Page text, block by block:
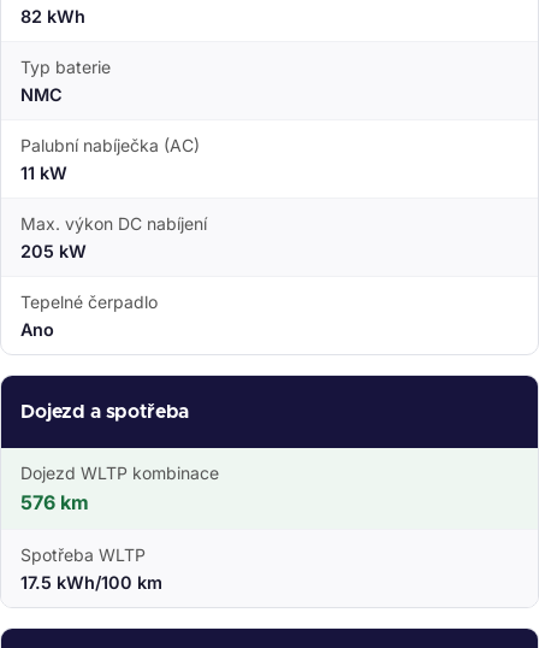
82 kWh
Typ baterie
NMC
Palubní nabíječka (AC)
11 kW
Max. výkon DC nabíjení
205 kW
Tepelné čerpadlo
Ano
Dojezd a spotřeba
Dojezd WLTP kombinace
576 km
Spotřeba WLTP
17.5 kWh/100 km